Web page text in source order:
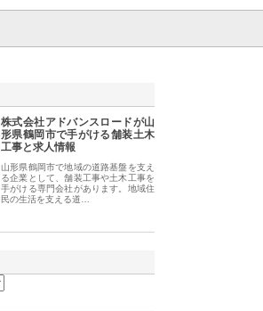
株式会社アドバンスロードが山
形県鶴岡市で手がける舗装土木
工事と求人情報
山形県鶴岡市で地域の道路基盤を支え
る企業として、舗装工事や土木工事を
手がける専門会社があります。地域住
民の生活を支える道…